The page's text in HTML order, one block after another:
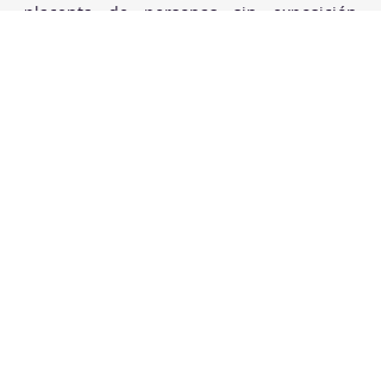
placenta de personas sin exposición